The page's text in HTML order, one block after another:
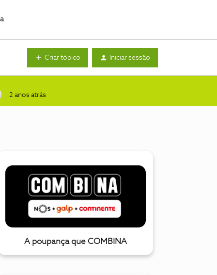
Criar tópico Iniciar sessão
2 anos atrás
A poupança que COMBINA